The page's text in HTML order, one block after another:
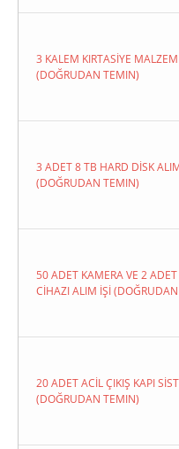
3 KALEM KIRTASİYE
(DOĞRUDAN TEMIN)
3 ADET 8 TB HARD DİSK
(DOĞRUDAN TEMIN)
50 ADET KAMERA VE 2
CİHAZI ALIM İŞİ
20 ADET ACİL ÇIKIŞ KAPI
(DOĞRUDAN TEMIN)